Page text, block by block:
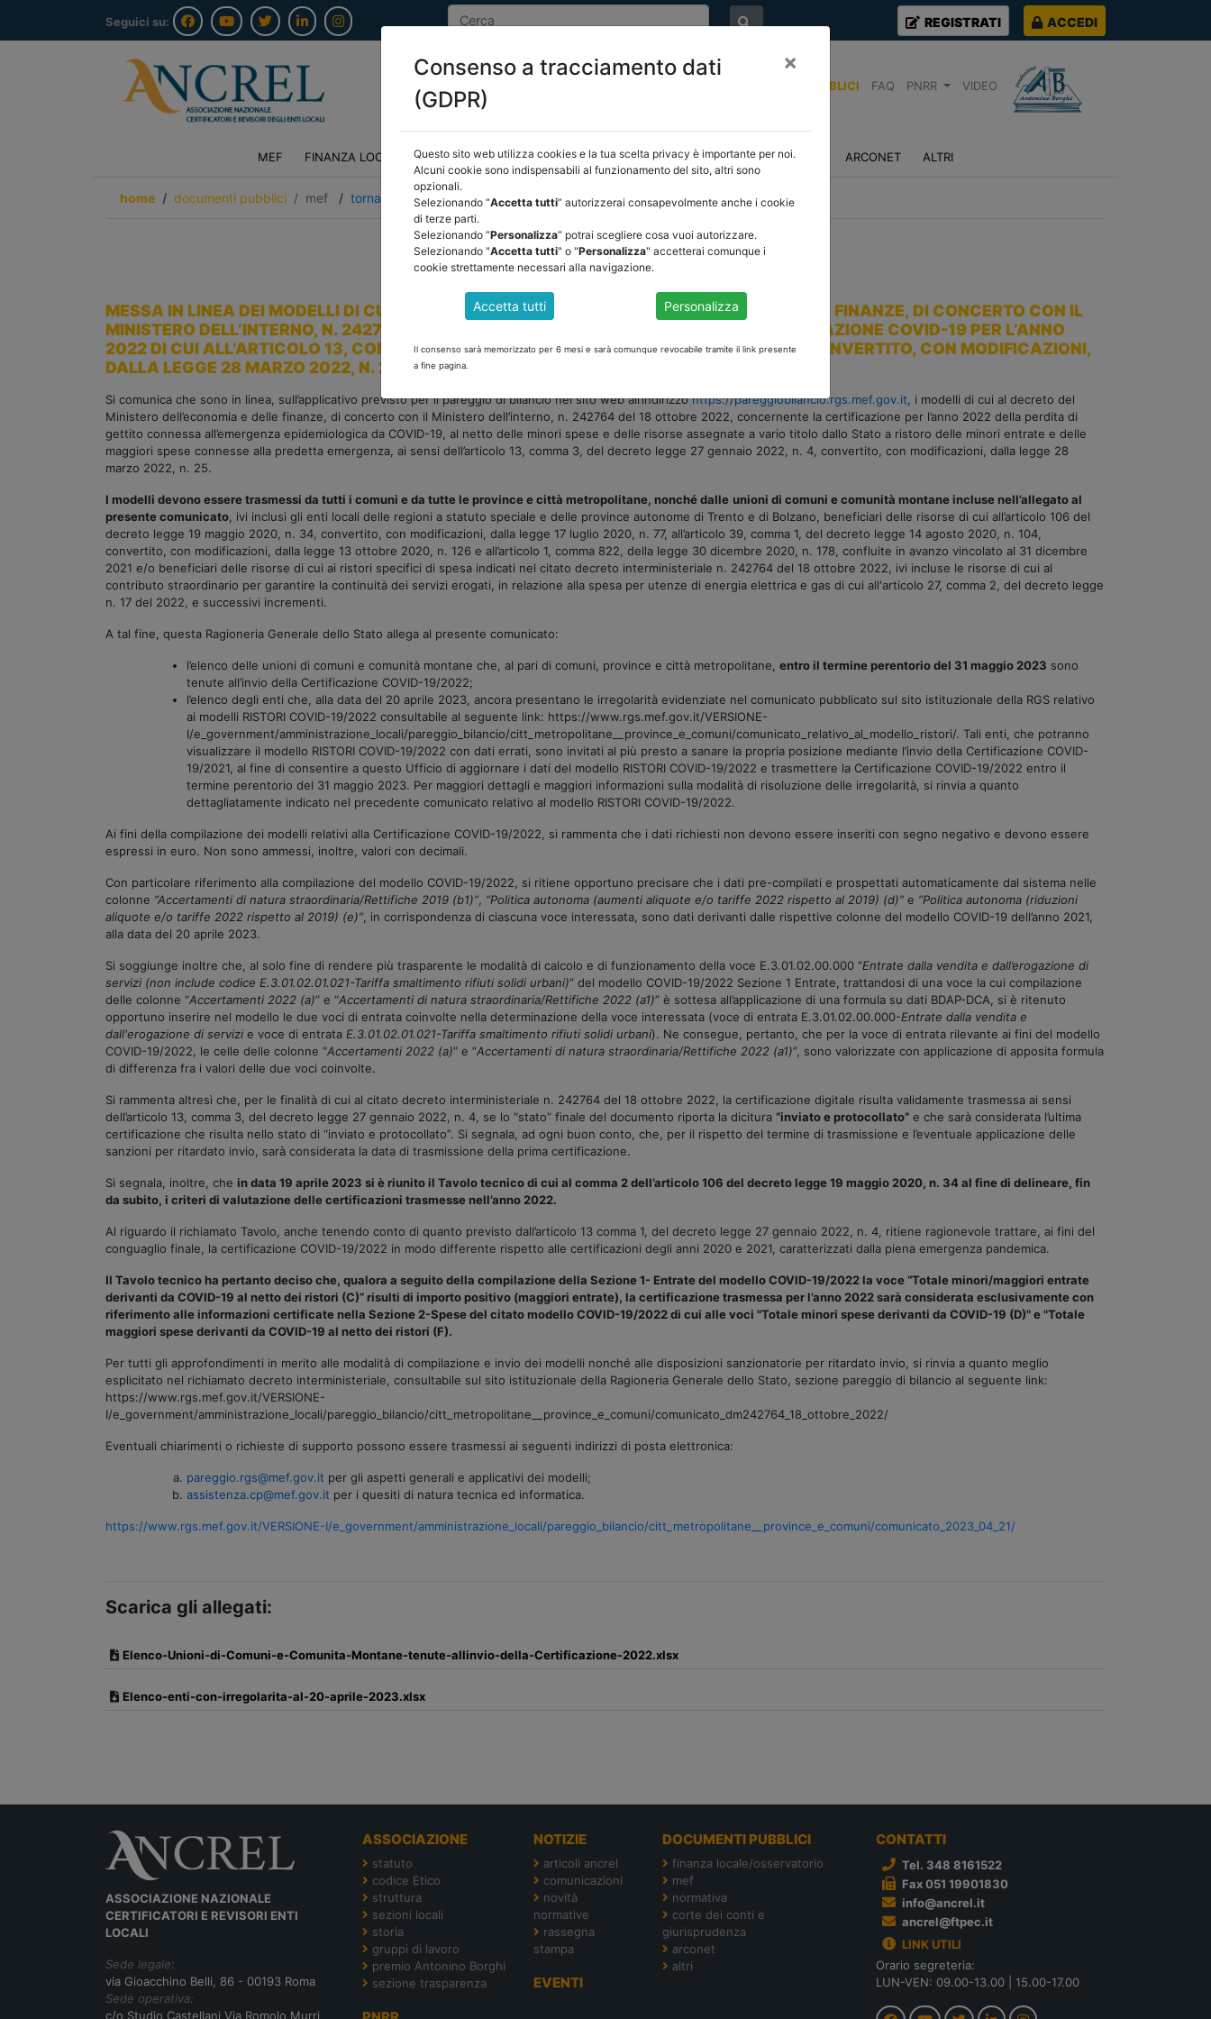
Seguici su: REGISTRATI ACCEDI
DOCUMENTI PUBBLICI FAQ PNRR VIDEO
MEF FINANZA LOCALE/OSSERVATORIO NORMATIVA CORTE DEI CONTI E GIURISPRUDENZA ARCONET ALTRI
home documenti pubblici mef / torna indietro
DOCUMENTI PUBBLICI
MESSA IN LINEA DEI MODELLI DI CUI AL DECRETO DEL MINISTERO DELL’ECONOMIA E DELLE FINANZE, DI CONCERTO CON IL
MINISTERO DELL’INTERNO, N. 242764 DEL 18 OTTOBRE 2022, CONCERNENTE LA CERTIFICAZIONE COVID-19 PER L’ANNO
2022 DI CUI ALL’ARTICOLO 13, COMMA 3, DEL DECRETO LEGGE 27 GENNAIO 2022, N. 4, CONVERTITO, CON MODIFICAZIONI,
DALLA LEGGE 28 MARZO 2022, N. 25
Si comunica che sono in linea, sull’applicativo previsto per il pareggio di bilancio nel sito web all’indirizzohttps://pareggiobilancio.rgs.mef.gov.it , i modelli di cui al decreto del
Ministero dell’economia e delle finanze, di concerto con il Ministero dell’interno, n. 242764 del 18 ottobre 2022, concernente la certificazione per l’anno 2022 della perdita di
gettito connessa all’emergenza epidemiologica da COVID-19, al netto delle minori spese e delle risorse assegnate a vario titolo dallo Stato a ristoro delle minori entrate e delle
maggiori spese connesse alla predetta emergenza, ai sensi dell’articolo 13, comma 3, del decreto legge 27 gennaio 2022, n. 4, convertito, con modificazioni, dalla legge 28
marzo 2022, n. 25.
I modelli devono essere trasmessi da tutti i comuni e da tutte le province e città metropolitane, nonché dalle unioni di comuni e comunità montane incluse nell’allegato al
presente comunicato , ivi inclusi gli enti locali delle regioni a statuto speciale e delle province autonome di Trento e di Bolzano, beneficiari delle risorse di cui all’articolo 106 del
decreto legge 19 maggio 2020, n. 34, convertito, con modificazioni, dalla legge 17 luglio 2020, n. 77, all’articolo 39, comma 1, del decreto legge 14 agosto 2020, n. 104,
convertito, con modificazioni, dalla legge 13 ottobre 2020, n. 126 e all’articolo 1, comma 822, della legge 30 dicembre 2020, n. 178, confluite in avanzo vincolato al 31 dicembre
2021 e/o beneficiari delle risorse di cui ai ristori specifici di spesa indicati nel citato decreto interministeriale n. 242764 del 18 ottobre 2022, ivi incluse le risorse di cui al
contributo straordinario per garantire la continuità dei servizi erogati, in relazione alla spesa per utenze di energia elettrica e gas di cui all'articolo 27, comma 2, del decreto legge
n. 17 del 2022, e successivi incrementi.
A tal fine, questa Ragioneria Generale dello Stato allega al presente comunicato:
l’elenco delle unioni di comuni e comunità montane che, al pari di comuni, province e città metropolitane, entro il termine perentorio del 31 maggio 2023 sono
tenute all’invio della Certificazione COVID-19/2022;
l’elenco degli enti che, alla data del 20 aprile 2023, ancora presentano le irregolarità evidenziate nel comunicato pubblicato sul sito istituzionale della RGS relativo
ai modelli RISTORI COVID-19/2022 consultabile al seguente link: https://www.rgs.mef.gov.it/VERSIONE-
I/e_government/amministrazione_locali/pareggio_bilancio/citt_metropolitane__province_e_comuni/comunicato_relativo_al_modello_ristori/. Tali enti, che potranno
visualizzare il modello RISTORI COVID-19/2022 con dati errati, sono invitati al più presto a sanare la propria posizione mediante l’invio della Certificazione COVID-
19/2021, al fine di consentire a questo Ufficio di aggiornare i dati del modello RISTORI COVID-19/2022 e trasmettere la Certificazione COVID-19/2022 entro il
termine perentorio del 31 maggio 2023. Per maggiori dettagli e maggiori informazioni sulla modalità di risoluzione delle irregolarità, si rinvia a quanto
dettagliatamente indicato nel precedente comunicato relativo al modello RISTORI COVID-19/2022.
Ai fini della compilazione dei modelli relativi alla Certificazione COVID-19/2022, si rammenta che i dati richiesti non devono essere inseriti con segno negativo e devono essere
espressi in euro. Non sono ammessi, inoltre, valori con decimali.
Con particolare riferimento alla compilazione del modello COVID-19/2022, si ritiene opportuno precisare che i dati pre-compilati e prospettati automaticamente dal sistema nelle
colonne “Accertamenti di natura straordinaria/Rettifiche 2019 (b1)” “Politica autonoma (aumenti aliquote e/o tariffe 2022 rispetto al 2019) (d)” e “Politica autonoma (riduzioni
aliquote e/o tariffe 2022 rispetto al 2019) (e)” , in corrispondenza di ciascuna voce interessata, sono dati derivanti dalle rispettive colonne del modello COVID-19 dell’anno 2021,
alla data del 20 aprile 2023.
Si soggiunge inoltre che, al solo fine di rendere più trasparente le modalità di calcolo e di funzionamento della voce E.3.01.02.00.000 “Entrate dalla vendita e dall’erogazione di
servizi (non include codice E.3.01.02.01.021-Tariffa smaltimento rifiuti solidi urbani)” del modello COVID-19/2022 Sezione 1 Entrate, trattandosi di una voce la cui compilazione
delle colonne “Accertamenti 2022 (a)” e “Accertamenti di natura straordinaria/Rettifiche 2022 (a1)” è sottesa all’applicazione di una formula su dati BDAP-DCA, si è ritenuto
opportuno inserire nel modello le due voci di entrata coinvolte nella determinazione della voce interessata (voce di entrata E.3.01.02.00.000-Entrate dalla vendita e
dall'erogazione di servizi e voce di entrata E.3.01.02.01.021-Tariffa smaltimento rifiuti solidi urbani). Ne consegue, pertanto, che per la voce di entrata rilevante ai fini del modello
COVID-19/2022, le celle delle colonne “Accertamenti 2022 (a)” e “Accertamenti di natura straordinaria/Rettifiche 2022 (a1)”, sono valorizzate con applicazione di apposita formula
di differenza fra i valori delle due voci coinvolte.
Si rammenta altresì che, per le finalità di cui al citato decreto interministeriale n. 242764 del 18 ottobre 2022, la certificazione digitale risulta validamente trasmessa ai sensi
dell’articolo 13, comma 3, del decreto legge 27 gennaio 2022, n. 4, se lo “stato” finale del documento riporta la dicitura “inviato e protocollato” e che sarà considerata l’ultima
certificazione che risulta nello stato di “inviato e protocollato”. Si segnala, ad ogni buon conto, che, per il rispetto del termine di trasmissione e l’eventuale applicazione delle
sanzioni per ritardato invio, sarà considerata la data di trasmissione della prima certificazione.
Si segnala, inoltre, che in data 19 aprile 2023 si è riunito il Tavolo tecnico di cui al comma 2 dell’articolo 106 del decreto legge 19 maggio 2020, n. 34 al fine di delineare, fin
da subito, i criteri di valutazione delle certificazioni trasmesse nell’anno 2022.
Al riguardo il richiamato Tavolo, anche tenendo conto di quanto previsto dall’articolo 13 comma 1, del decreto legge 27 gennaio 2022, n. 4, ritiene ragionevole trattare, ai fini del
conguaglio finale, la certificazione COVID-19/2022 in modo differente rispetto alle certificazioni degli anni 2020 e 2021, caratterizzati dalla piena emergenza pandemica.
Il Tavolo tecnico ha pertanto deciso che, qualora a seguito della compilazione della Sezione 1- Entrate del modello COVID-19/2022 la voce “Totale minori/maggiori entrate
derivanti da COVID-19 al netto dei ristori (C)” risulti di importo positivo (maggiori entrate), la certificazione trasmessa per l’anno 2022 sarà considerata esclusivamente con
riferimento alle informazioni certificate nella Sezione 2-Spese del citato modello COVID-19/2022 di cui alle voci "Totale minori spese derivanti da COVID-19 (D)" e "Totale
maggiori spese derivanti da COVID-19 al netto dei ristori (F).
Per tutti gli approfondimenti in merito alle modalità di compilazione e invio dei modelli nonché alle disposizioni sanzionatorie per ritardato invio, si rinvia a quanto meglio
esplicitato nel richiamato decreto interministeriale, consultabile sul sito istituzionale della Ragioneria Generale dello Stato, sezione pareggio di bilancio al seguente link:
https://www.rgs.mef.gov.it/VERSIONE-
I/e_government/amministrazione_locali/pareggio_bilancio/citt_metropolitane__province_e_comuni/comunicato_dm242764_18_ottobre_2022/
Eventuali chiarimenti o richieste di supporto possono essere trasmessi ai seguenti indirizzi di posta elettronica:
pareggio.rgs@mef.gov.it per gli aspetti generali e applicativi dei modelli;
assistenza.cp@mef.gov.it per i quesiti di natura tecnica ed informatica.
https://www.rgs.mef.gov.it/VERSIONE-I/e_government/amministrazione_locali/pareggio_bilancio/citt_metropolitane__province_e_comuni/comunicato_2023_04_21/
Scarica gli allegati:
Elenco-Unioni-di-Comuni-e-Comunita-Montane-tenute-allinvio-della-Certificazione-2022.xlsx
Elenco-enti-con-irregolarita-al-20-aprile-2023.xlsx
ASSOCIAZIONE NAZIONALE
CERTIFICATORI E REVISORI ENTI
LOCALI
Sede legale:
via Gioacchino Belli, 86 - 00193 Roma
Sede operativa:
c/o Studio Castellani Via Romolo Murri
ASSOCIAZIONE
statuto
codice Etico
struttura
sezioni locali
storia
gruppi di lavoro
premio Antonino Borghi
sezione trasparenza
NOTIZIE
articoli ancrel
comunicazioni
novità
normative
rassegna
stampa
EVENTI
DOCUMENTI PUBBLICI
finanza locale/osservatorio
mef
normativa
corte dei conti e
giurisprudenza
arconet
altri
CONTATTI
Tel. 348 8161522
Fax 051 19901830
info@ancrel.it
ancrel@ftpec.it
LINK UTILI
Orario segreteria:
LUN-VEN: 09.00-13.00 | 15.00-17.00
Consenso a tracciamento dati
(GDPR)
×
Questo sito web utilizza cookies e la tua scelta privacy è importante per noi.
Alcuni cookie sono indispensabili al funzionamento del sito, altri sono
opzionali.
Selezionando “Accetta tutti” autorizzerai consapevolmente anche i cookie
di terze parti.
Selezionando “Personalizza” potrai scegliere cosa vuoi autorizzare.
Selezionando "Accetta tutti" o "Personalizza" accetterai comunque i
cookie strettamente necessari alla navigazione.
Accetta tutti Personalizza
Il consenso sarà memorizzato per 6 mesi e sarà comunque revocabile tramite il link presente
a fine pagina.